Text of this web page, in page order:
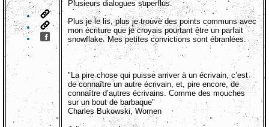
Plusieurs dialogues superflus.
Plus je le lis, plus je trouve des points communs avec
mon écriture que je croyais pourtant être un parfait
snowflake. Mes petites convictions sont ébranlées.
"La pire chose qui puisse arriver à un écrivain, c’est
de connaître un autre écrivain, et, pire encore, de
connaître d’autres écrivains. Comme des mouches
sur un bout de barbaque"
Charles Bukowski, Women